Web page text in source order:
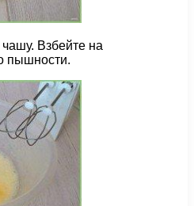
Взбейте на
пышности.